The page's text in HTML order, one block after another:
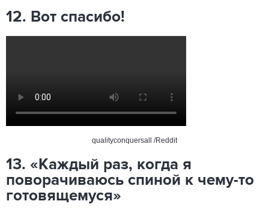
12. Вот спасибо!
qualityconquersall /Reddit
13. «Каждый раз, когда я
поворачиваюсь спиной к чему-то
готовящемуся»